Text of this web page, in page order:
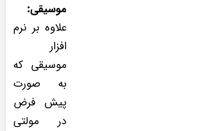
موسیقی:
علاوه بر نرم
افزار
موسیقی که
به صورت
پیش فرض
در مولتی